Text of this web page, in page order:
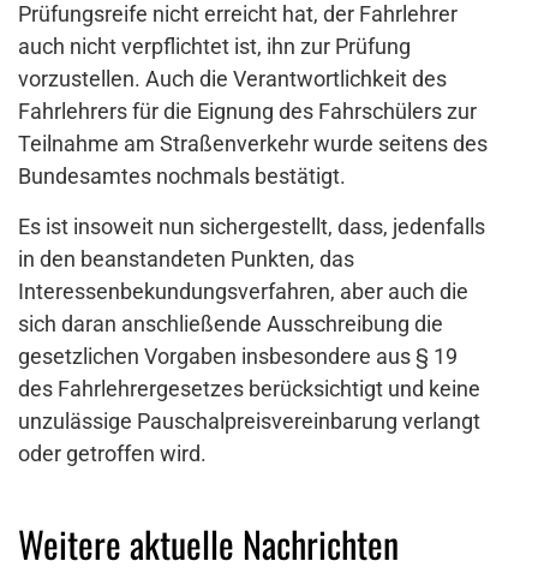
Prüfungsreife nicht erreicht hat, der Fahrlehrer
auch nicht verpflichtet ist, ihn zur Prüfung
vorzustellen. Auch die Verantwortlichkeit des
Fahrlehrers für die Eignung des Fahrschülers zur
Teilnahme am Straßenverkehr wurde seitens des
Bundesamtes nochmals bestätigt.
Es ist insoweit nun sichergestellt, dass, jedenfalls
in den beanstandeten Punkten, das
Interessenbekundungsverfahren, aber auch die
sich daran anschließende Ausschreibung die
gesetzlichen Vorgaben insbesondere aus § 19
des Fahrlehrergesetzes berücksichtigt und keine
unzulässige Pauschalpreisvereinbarung verlangt
oder getroffen wird.
Weitere aktuelle Nachrichten